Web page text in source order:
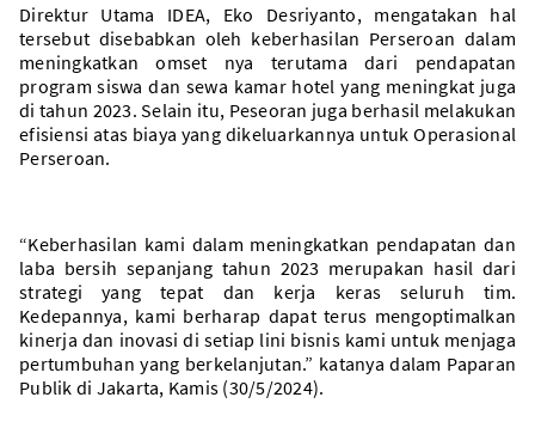
Direktur Utama IDEA, Eko Desriyanto, mengatakan hal
tersebut disebabkan oleh keberhasilan Perseroan dalam
meningkatkan omset nya terutama dari pendapatan
program siswa dan sewa kamar hotel yang meningkat juga
di tahun 2023. Selain itu, Peseoran juga berhasil melakukan
efisiensi atas biaya yang dikeluarkannya untuk Operasional
Perseroan.
“Keberhasilan kami dalam meningkatkan pendapatan dan
laba bersih sepanjang tahun 2023 merupakan hasil dari
strategi yang tepat dan kerja keras seluruh tim.
Kedepannya, kami berharap dapat terus mengoptimalkan
kinerja dan inovasi di setiap lini bisnis kami untuk menjaga
pertumbuhan yang berkelanjutan.” katanya dalam Paparan
Publik di Jakarta, Kamis (30/5/2024).